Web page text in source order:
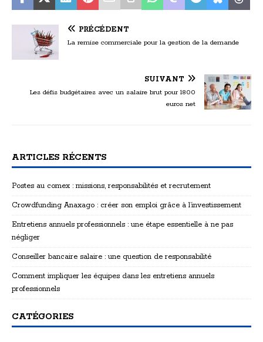
PRÉCÉDENT
La remise commerciale pour la gestion de la demande
SUIVANT
Les défis budgétaires avec un salaire brut pour 1800
euros net
ARTICLES RÉCENTS
Postes au comex : missions, responsabilités et recrutement
Crowdfunding Anaxago : créer son emploi grâce à l’investissement
Entretiens annuels professionnels : une étape essentielle à ne pas
négliger
Conseiller bancaire salaire : une question de responsabilité
Comment impliquer les équipes dans les entretiens annuels
professionnels
CATÉGORIES